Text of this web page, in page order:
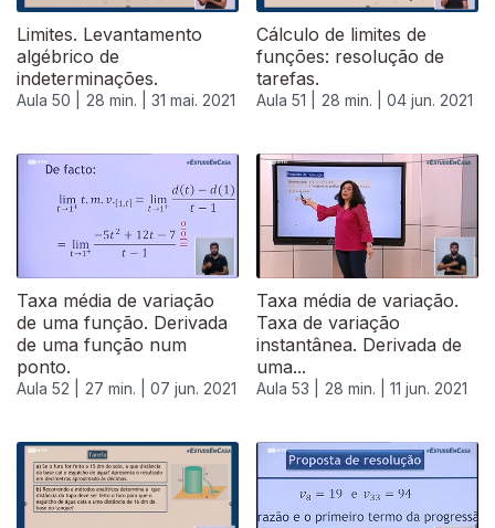
Limites. Levantamento
algébrico de
indeterminações.
Aula 50 | 28 min. | 31 mai. 2021
Cálculo de limites de
funções: resolução de
tarefas.
Aula 51 | 28 min. | 04 jun. 2021
Taxa média de variação
de uma função. Derivada
de uma função num
ponto.
Aula 52 | 27 min. | 07 jun. 2021
Taxa média de variação.
Taxa de variação
instantânea. Derivada de
uma...
Aula 53 | 28 min. | 11 jun. 2021